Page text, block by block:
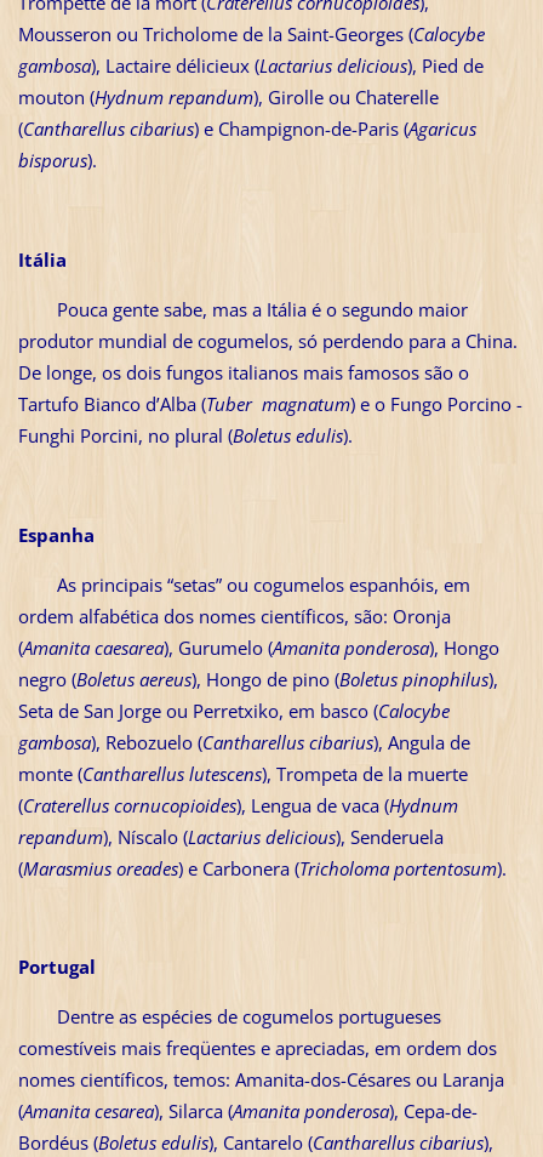
Mousseron ou Tricholome de la Saint-Georges (Calocybe
gambosa), Lactaire délicieux (Lactarius delicious), Pied de
mouton (Hydnum repandum), Girolle ou Chaterelle
(Cantharellus cibarius) e Champignon-de-Paris (Agaricus
bisporus).
Itália
Pouca gente sabe, mas a Itália é o segundo maior
produtor mundial de cogumelos, só perdendo para a China.
De longe, os dois fungos italianos mais famosos são o
Tartufo Bianco d’Alba (Tuber magnatum) e o Fungo Porcino -
Funghi Porcini, no plural (Boletus edulis).
Espanha
As principais “setas” ou cogumelos espanhóis, em
ordem alfabética dos nomes científicos, são: Oronja
(Amanita caesarea), Gurumelo (Amanita ponderosa), Hongo
negro (Boletus aereus), Hongo de pino (Boletus pinophilus),
Seta de San Jorge ou Perretxiko, em basco (Calocybe
gambosa), Rebozuelo (Cantharellus cibarius), Angula de
monte (Cantharellus lutescens), Trompeta de la muerte
(Craterellus cornucopioides), Lengua de vaca (Hydnum
repandum), Níscalo (Lactarius delicious), Senderuela
(Marasmius oreades) e Carbonera (Tricholoma portentosum).
Portugal
Dentre as espécies de cogumelos portugueses
comestíveis mais freqüentes e apreciadas, em ordem dos
nomes científicos, temos: Amanita-dos-Césares ou Laranja
(Amanita cesarea), Silarca (Amanita ponderosa), Cepa-de-
Bordéus (Boletus edulis), Cantarelo (Cantharellus cibarius),